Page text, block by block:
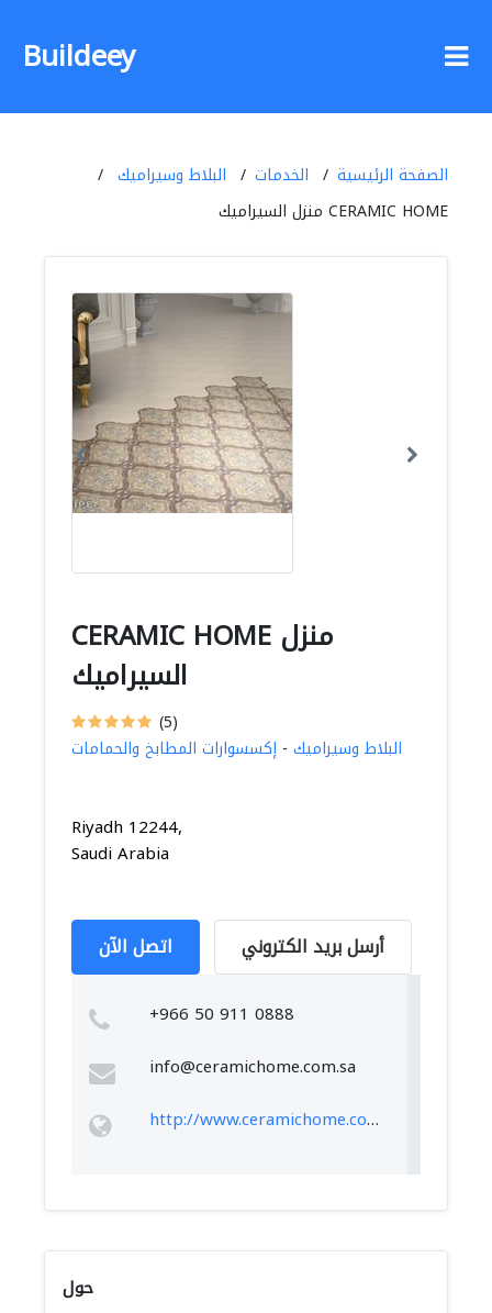
Buildeey
الصفحة الرئيسية الخدمات
البلاط وسيراميك
CERAMIC HOME منزل السيراميك
CERAMIC HOME منزل
السيراميك
(5)
البلاط وسيراميك - إكسسوارات المطابخ والحمامات
Riyadh 12244,
Saudi Arabia
اتصل الآن أرسل بريد الكتروني
+966 50 911 0888
info@ceramichome.com.sa
http://www.ceramichome.com.sa
حول